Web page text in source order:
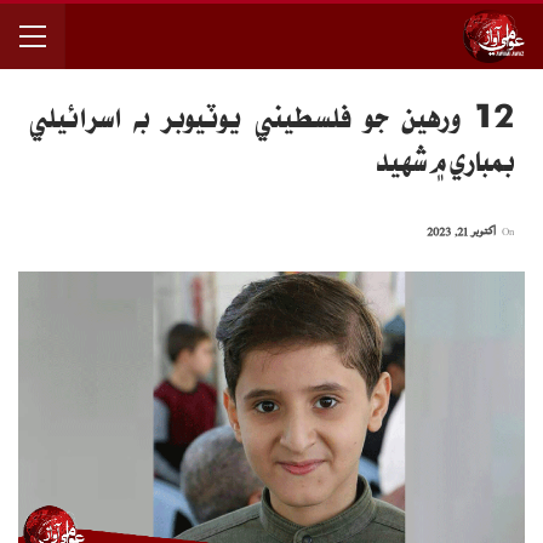
12 ورهين جو فلسطيني يوٽيوبر به اسرائيلي
بمباري ۾ شهيد
اکتوبر 21, 2023